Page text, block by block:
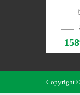
Copyright